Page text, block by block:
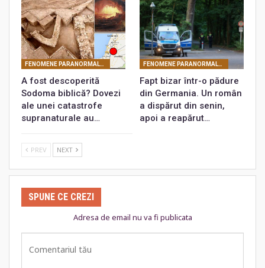
FENOMENE PARANORMALE ŞI MISTERE
A fost descoperită
Sodoma biblică? Dovezi
ale unei catastrofe
supranaturale au…
FENOMENE PARANORMALE ŞI MISTERE
Fapt bizar într-o pădure
din Germania. Un român
a dispărut din senin,
apoi a reapărut…
PREV NEXT
SPUNE CE CREZI
Adresa de email nu va fi publicata